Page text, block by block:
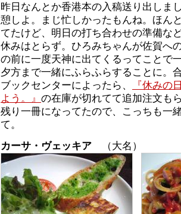
昨日なんとか香港本の入稿送り出しま
憩しよ。まじ忙しかったもんね。ほん
てたけど、明日の打ち合わせの準備な
休みはとらず。ひろみちゃんが佐賀へ
の前に一度天神に出てくるってことで
夕方まで一緒にふらふらすることに。
ブックセンターによったら、
『休みの
よう。』 の在庫が切れてて追加注文も
残り一冊になってたので、こっちも一
て。
カーサ・ヴェッキア （大名）